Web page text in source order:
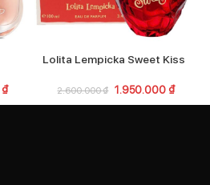
₫
Lolita Lempicka Sweet Kiss
2.600.000₫ 1.950.000 ₫